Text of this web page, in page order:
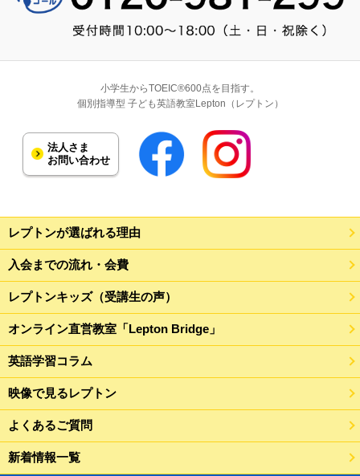
小学生からTOEIC®600点を目指す。
個別指導型 子ども英語教室Lepton（レプトン）
法人さま
お問い合わせ
レプトンが選ばれる理由
入会までの流れ・会費
レプトンキッズ（受講生の声）
オンライン直営教室「Lepton Bridge」
英語学習コラム
映像で見るレプトン
よくあるご質問
新着情報一覧